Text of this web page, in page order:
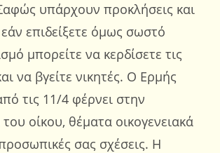
υπάρχουν προκλήσεις και
επιδείξετε όμως σωστό
μπορείτε να κερδίσετε τις
να βγείτε νικητές. Ο Ερμής
τις 11/4 φέρνει στην
οίκου, θέματα οικογενειακά
σας σχέσεις. Η